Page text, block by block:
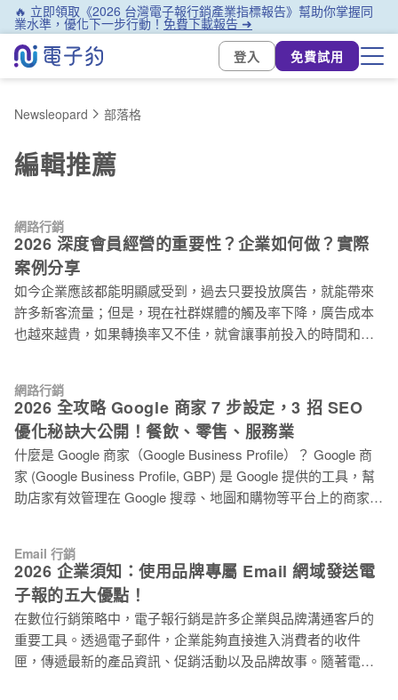
🔥 立即領取《2026 台灣電子報行銷產業指標報告》幫助你掌握同
業水準，優化下一步行動！免費下載報告 ➜
登入
免費試用
Newsleopard 部落格
編輯推薦
網路行銷
2026 深度會員經營的重要性？企業如何做？實際
案例分享
如今企業應該都能明顯感受到，過去只要投放廣告，就能帶來
許多新客流量；但是，現在社群媒體的觸及率下降，廣告成本
也越來越貴，如果轉換率又不佳，就會讓事前投入的時間和行
網路行銷
2026 全攻略 Google 商家 7 步設定，3 招 SEO
優化秘訣大公開！餐飲、零售、服務業
什麼是 Google 商家（Google Business Profile）？ Google 商
家 (Google Business Profile, GBP) 是 Google 提供的工具，幫
助店家有效管理在 Google 搜尋、地圖和購物等平台上的商家資
可以增進顧客互動、分享最新動態、展示產品或服務的特色，
並提高店家在網路搜尋中的能見度。如今，Google 商家已成為
每個店家不可或缺的重要行銷工具。 任何人都可以在 Google
地圖上為店家新增地點，創建 Google 商家。無論是實體店面、
到府服務，還是純網路商店，只要提供服務或產品給顧客，都
可以使用這個免費工具。 一旦 Google 商家建立完成，顧客便
Email 行銷
2026 企業須知：使用品牌專屬 Email 網域發送電
子報的五大優點！
在數位行銷策略中，電子報行銷是許多企業與品牌溝通客戶的
重要工具。透過電子郵件，企業能夠直接進入消費者的收件
匣，傳遞最新的產品資訊、促銷活動以及品牌故事。隨著電子